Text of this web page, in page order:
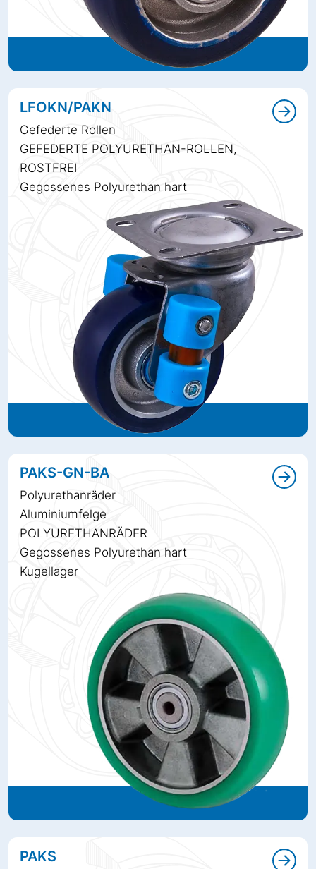
LFOKN/PAKN
Gefederte Rollen
GEFEDERTE POLYURETHAN-ROLLEN,
ROSTFREI
Gegossenes Polyurethan hart
PAKS-GN-BA
Polyurethanräder
Aluminiumfelge
POLYURETHANRÄDER
Gegossenes Polyurethan hart
Kugellager
PAKS